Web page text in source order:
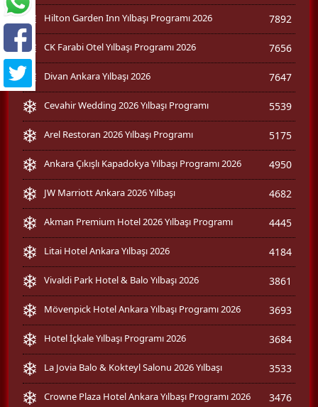
Hilton Garden Inn Yılbaşı Programı 2026 7892
CK Farabi Otel Yılbaşı Programı 2026 7656
Divan Ankara Yılbaşı 2026 7647
Cevahir Wedding 2026 Yılbaşı Programı 5539
Arel Restoran 2026 Yılbaşı Programı 5175
Ankara Çıkışlı Kapadokya Yılbaşı Programı 2026 4950
JW Marriott Ankara 2026 Yılbaşı 4682
Akman Premium Hotel 2026 Yılbaşı Programı 4445
Litai Hotel Ankara Yılbaşı 2026 4184
Vivaldi Park Hotel & Balo Yılbaşı 2026 3861
Mövenpick Hotel Ankara Yılbaşı Programı 2026 3693
Hotel İçkale Yılbaşı Programı 2026 3684
La Jovia Balo & Kokteyl Salonu 2026 Yılbaşı 3533
Crowne Plaza Hotel Ankara Yılbaşı Programı 2026 3476